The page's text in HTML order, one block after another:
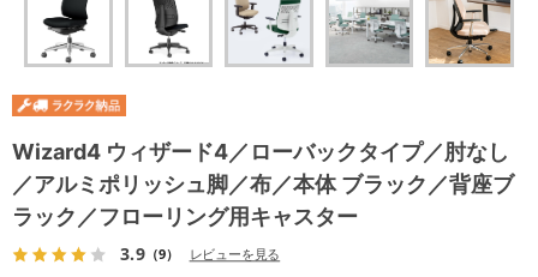
Wizard4 ウィザード4／ローバックタイプ／肘なし
／アルミポリッシュ脚／布／本体 ブラック／背座ブ
ラック／フローリング用キャスター
3.9（9） レビューを見る